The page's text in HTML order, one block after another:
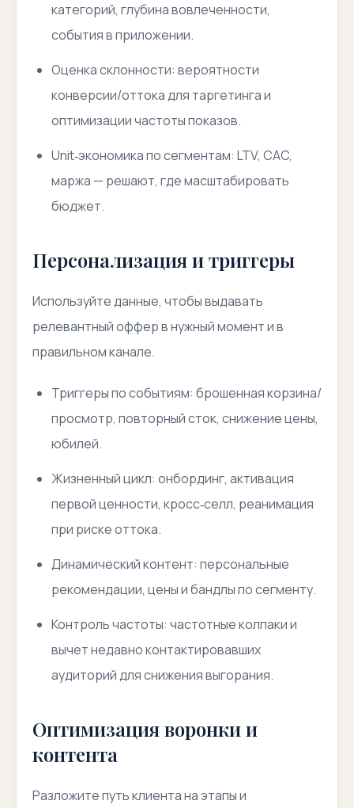
категорий, глубина вовлеченности,
события в приложении.
Оценка склонности: вероятности
конверсии/оттока для таргетинга и
оптимизации частоты показов.
Unit‑экономика по сегментам: LTV, CAC,
маржа — решают, где масштабировать
бюджет.
Персонализация и триггеры
Используйте данные, чтобы выдавать
релевантный оффер в нужный момент и в
правильном канале.
Триггеры по событиям: брошенная корзина/
просмотр, повторный сток, снижение цены,
юбилей.
Жизненный цикл: онбординг, активация
первой ценности, кросс‑селл, реанимация
при риске оттока.
Динамический контент: персональные
рекомендации, цены и бандлы по сегменту.
Контроль частоты: частотные колпаки и
вычет недавно контактировавших
аудиторий для снижения выгорания.
Оптимизация воронки и
контента
Разложите путь клиента на этапы и